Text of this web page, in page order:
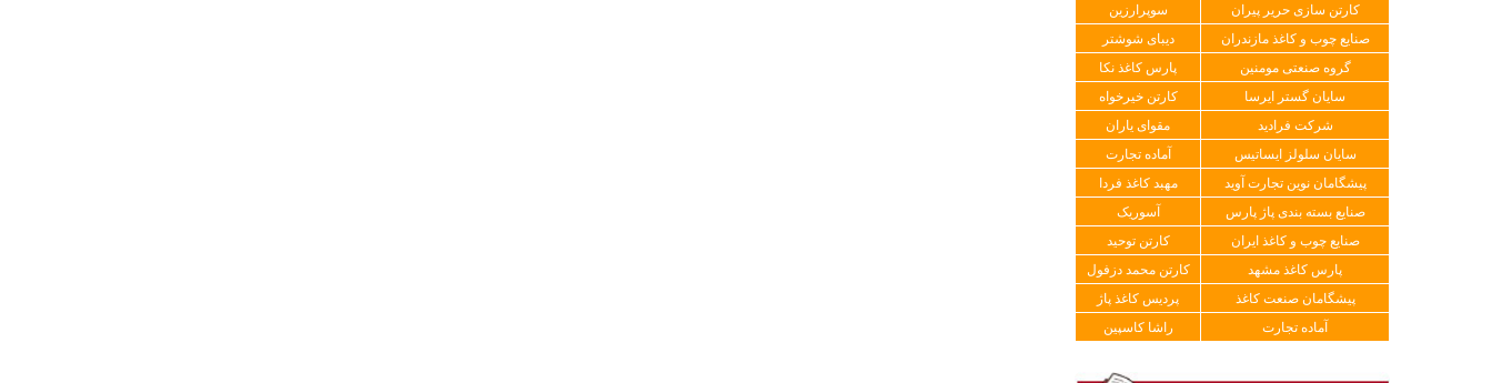
کارتن سازی حریر پیران
سوپرارزین
صنایع چوب و کاغذ مازندران
دیبای شوشتر
گروه صنعتی مومنین
پارس کاغذ نکا
سایان گستر ایرسا
کارتن خیرخواه
شرکت فرادید
مقوای یاران
سایان سلولز ایساتیس
آماده تجارت
پیشگامان نوین تجارت آوید
مهبد کاغذ فردا
صنایع بسته بندی پاژ پارس
آسوریک
صنایع چوب و کاغذ ایران
کارتن توحید
پارس کاغذ مشهد
کارتن محمد دزفول
پیشگامان صنعت کاغذ
پردیس کاغذ پاژ
آماده تجارت
راشا کاسپین